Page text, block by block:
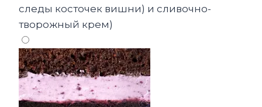
следы косточек вишни) и сливочно-
творожный крем)